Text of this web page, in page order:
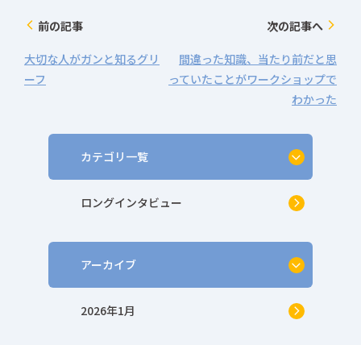
arrow_back_ios 前の記事
大切な人がガンと知るグリ
ーフ
次の記事へ arrow_forward_ios
間違った知識、当たり前だと思
っていたことがワークショップで
わかった
カテゴリ一覧
ロングインタビュー
アーカイブ
2026年1月